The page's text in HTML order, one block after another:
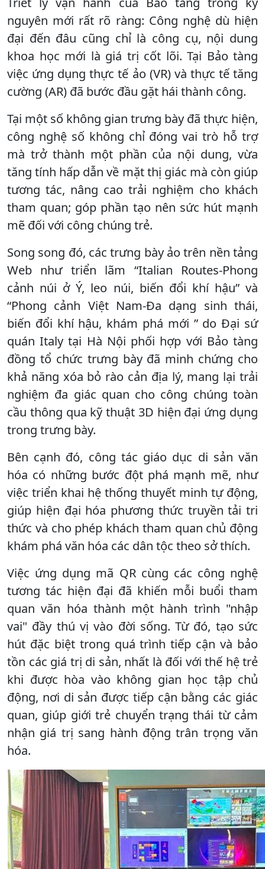
nguyên mới rất rõ ràng: Công nghệ dù hiện
đại đến đâu cũng chỉ là công cụ, nội dung
khoa học mới là giá trị cốt lõi. Tại Bảo tàng
việc ứng dụng thực tế ảo (VR) và thực tế tăng
cường (AR) đã bước đầu gặt hái thành công.
Tại một số không gian trưng bày đã thực hiện,
công nghệ số không chỉ đóng vai trò hỗ trợ
mà trở thành một phần của nội dung, vừa
tăng tính hấp dẫn về mặt thị giác mà còn giúp
tương tác, nâng cao trải nghiệm cho khách
tham quan; góp phần tạo nên sức hút mạnh
mẽ đối với công chúng trẻ.
Song song đó, các trưng bày ảo trên nền tảng
Web như triển lãm “Italian Routes-Phong
cảnh núi ở Ý, leo núi, biến đổi khí hậu” và
“Phong cảnh Việt Nam-Đa dạng sinh thái,
biến đổi khí hậu, khám phá mới ” do Đại sứ
quán Italy tại Hà Nội phối hợp với Bảo tàng
đồng tổ chức trưng bày đã minh chứng cho
khả năng xóa bỏ rào cản địa lý, mang lại trải
nghiệm đa giác quan cho công chúng toàn
cầu thông qua kỹ thuật 3D hiện đại ứng dụng
trong trưng bày.
Bên cạnh đó, công tác giáo dục di sản văn
hóa có những bước đột phá mạnh mẽ, như
việc triển khai hệ thống thuyết minh tự động,
giúp hiện đại hóa phương thức truyền tải tri
thức và cho phép khách tham quan chủ động
khám phá văn hóa các dân tộc theo sở thích.
Việc ứng dụng mã QR cùng các công nghệ
tương tác hiện đại đã khiến mỗi buổi tham
quan văn hóa thành một hành trình "nhập
vai" đầy thú vị vào đời sống. Từ đó, tạo sức
hút đặc biệt trong quá trình tiếp cận và bảo
tồn các giá trị di sản, nhất là đối với thế hệ trẻ
khi được hòa vào không gian học tập chủ
động, nơi di sản được tiếp cận bằng các giác
quan, giúp giới trẻ chuyển trạng thái từ cảm
nhận giá trị sang hành động trân trọng văn
hóa.